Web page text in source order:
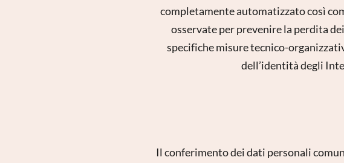
completamente automatizzato così
osservate per prevenire la perdita
specifiche misure tecnico-
dell’identità degli
Il conferimento dei dati personali
Registrazione